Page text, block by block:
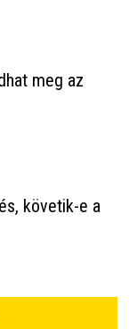
meg az
követik-e a